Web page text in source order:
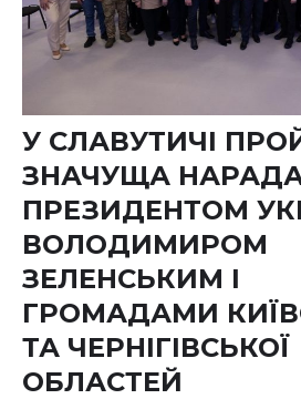
У СЛАВУТИЧІ
ЗНАЧУЩА
ПРЕЗИДЕНТОМ
ВОЛОДИМИРОМ
ЗЕЛЕНСЬКИМ І
ГРОМАДАМИ
ТА ЧЕРНІГІВСЬКОЇ
ОБЛАСТЕЙ